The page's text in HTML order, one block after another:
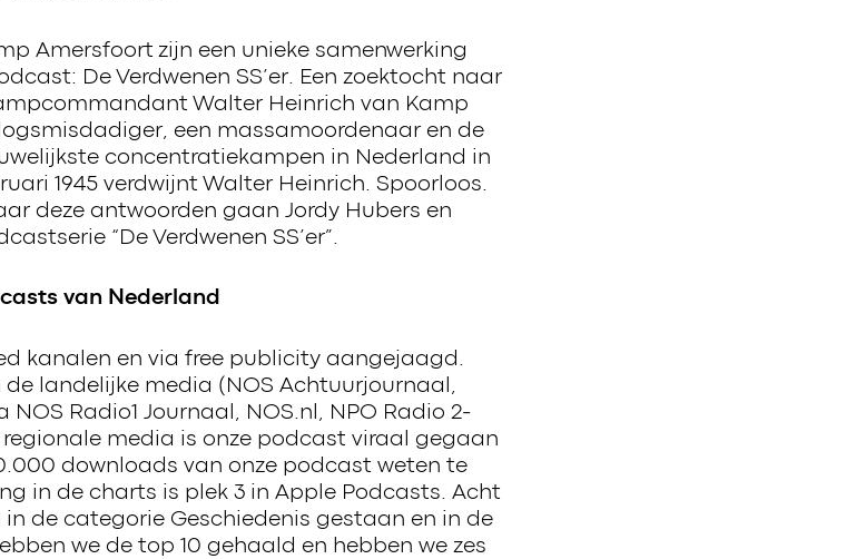
Amersfoort zijn een unieke samenwerking
De Verdwenen SS’er. Een zoektocht naar
Walter Heinrich van Kamp
een massamoordenaar en de
concentratiekampen in Nederland in
1945 verdwijnt Walter Heinrich. Spoorloos.
deze antwoorden gaan Jordy Hubers en
“De Verdwenen SS’er”.
van Nederland
kanalen en via free publicity aangejaagd.
landelijke media (NOS Achtuurjournaal,
NOS Radio1 Journaal, NOS.nl, NPO Radio 2-
media is onze podcast viraal gegaan
downloads van onze podcast weten te
in de charts is plek 3 in Apple Podcasts. Acht
in de categorie Geschiedenis gestaan en in de
we de top 10 gehaald en hebben we zes